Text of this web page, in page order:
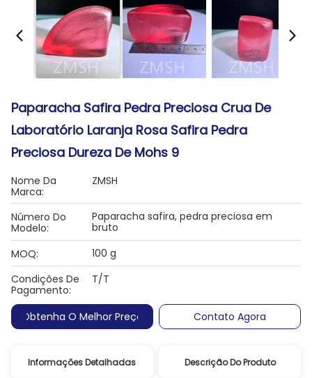
Paparacha Safira Pedra Preciosa Crua De
Laboratório Laranja Rosa Safira Pedra
Preciosa Dureza De Mohs 9
Nome Da
Marca:
ZMSH
Número Do
Modelo:
Paparacha safira, pedra preciosa em
bruto
MOQ:
100 g
Condições De
Pagamento:
T/T
Obtenha O Melhor Preço Contato Agora
Informações Detalhadas Descrição Do Produto